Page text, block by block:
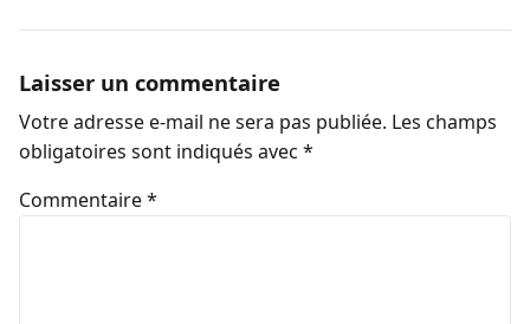
Laisser un commentaire
Votre adresse e-mail ne sera pas publiée. Les champs
obligatoires sont indiqués avec *
Commentaire*